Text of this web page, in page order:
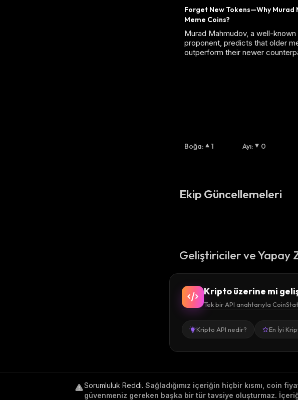
Forget New Tokens—Why Murad
Meme Coins?
Murad Mahmudov, a well-
proponent, predicts that older
outperform their newer
Boğa: 1 Ayı: 0
Ekip Güncellemeleri
Geliştiriciler ve Yapay
Kripto üzerine mi
Tek bir API anahtarıyla
Kripto API nedir? En İyi
Sorumluluk Reddi. Sağladığımız içeriğin hiçbir kısmı, coin
güvenmeniz gereken başka bir tür tavsiye oluşturmaz.